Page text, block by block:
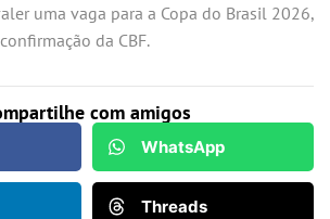
uma vaga para a Copa do Brasil 2026,
da CBF.
com amigos
WhatsApp
Threads